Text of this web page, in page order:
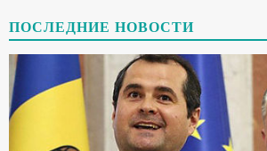
ПОСЛЕДНИЕ НОВОСТИ